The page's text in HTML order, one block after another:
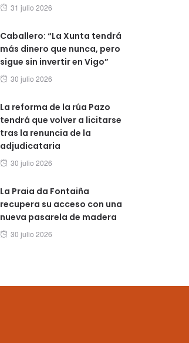
Posted
31 julio 2026
Caballero: “La Xunta tendrá
más dinero que nunca, pero
sigue sin invertir en Vigo”
Posted
30 julio 2026
La reforma de la rúa Pazo
tendrá que volver a licitarse
tras la renuncia de la
adjudicataria
Posted
30 julio 2026
La Praia da Fontaiña
recupera su acceso con una
nueva pasarela de madera
Posted
30 julio 2026